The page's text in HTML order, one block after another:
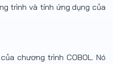
trình và tính ứng dụng của
chương trình COBOL. Nó